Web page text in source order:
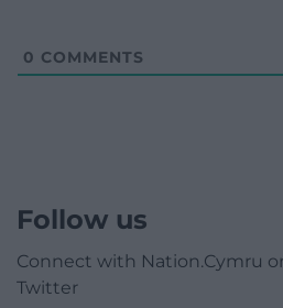
0 COMMENTS
Follow us
Connect with Nation.Cymru
Twitter